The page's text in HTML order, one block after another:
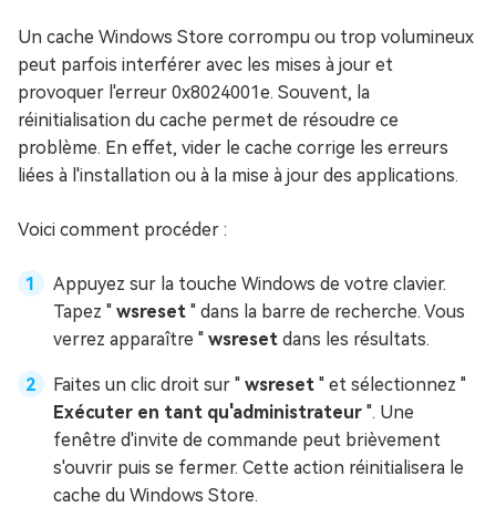
Un cache Windows Store corrompu ou trop volumineux
peut parfois interférer avec les mises à jour et
provoquer l'erreur 0x8024001e. Souvent, la
réinitialisation du cache permet de résoudre ce
problème. En effet, vider le cache corrige les erreurs
liées à l'installation ou à la mise à jour des applications.
Voici comment procéder :
Appuyez sur la touche Windows de votre clavier.
Tapez " wsreset " dans la barre de recherche. Vous
verrez apparaître " wsreset dans les résultats.
Faites un clic droit sur " wsreset " et sélectionnez "
Exécuter en tant qu'administrateur ". Une
fenêtre d'invite de commande peut brièvement
s'ouvrir puis se fermer. Cette action réinitialisera le
cache du Windows Store.